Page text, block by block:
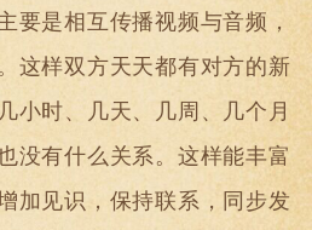
要是相互传播视频与音频，
这样双方天天都有对方的新
小时、几天、几周、几个月
没有什么关系。这样能丰富
加见识，保持联系，同步发